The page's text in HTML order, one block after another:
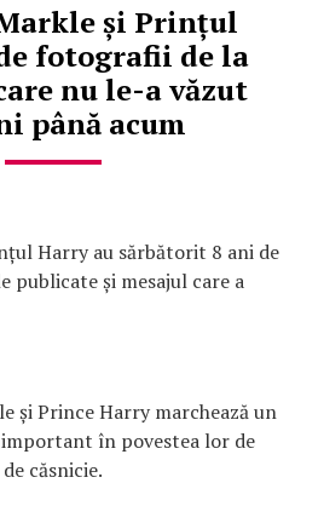
și Prințul
fotografii de la
nu le-a văzut
până acum
Harry au sărbătorit 8 ani de
publicate și mesajul care a
și Prince Harry marchează un
în povestea lor de
căsnicie.